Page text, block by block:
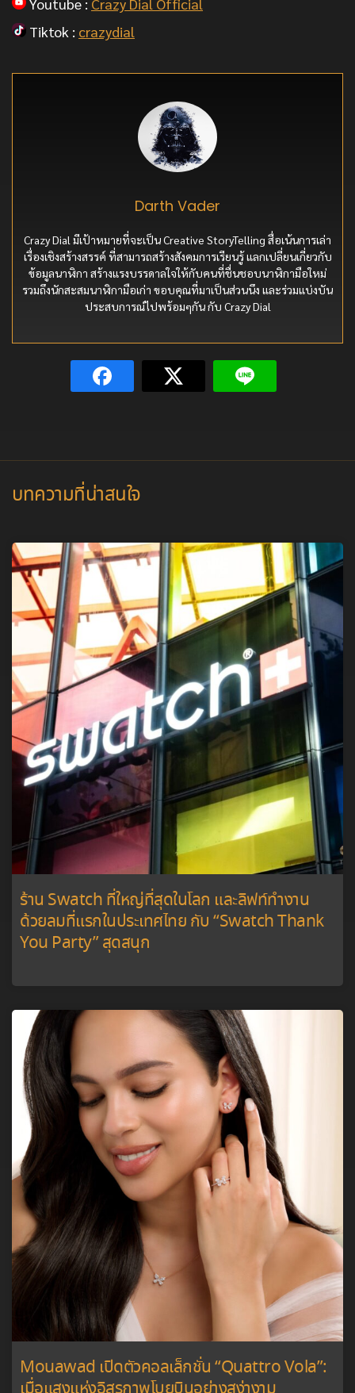
Youtube : Crazy Dial Official
Tiktok : crazydial
Darth Vader
Crazy Dial มีเป้าหมายที่จะเป็น Creative StoryTelling สื่อเน้นการเล่า
เรื่องเชิงสร้างสรรค์ ที่สามารถสร้างสังคมการเรียนรู้ แลกเปลี่ยนเกี่ยวกับ
ข้อมูลนาฬิกา สร้างแรงบรรดาลใจให้กับคนที่ชื่นชอบนาฬิกามือใหม่
รวมถึงนักสะสมนาฬิกามือเก่า ขอบคุณที่มาเป็นส่วนนึง และร่วมแบ่งบัน
ประสบการณ์ไปพร้อมๆกัน กับ Crazy Dial
บทความที่น่าสนใจ
ร้าน Swatch ที่ใหญ่ที่สุดในโลก และลิฟท์ทำงาน
ด้วยลมที่แรกในประเทศไทย กับ “Swatch Thank
You Party” สุดสนุก
Mouawad เปิดตัวคอลเล็กชั่น “Quattro Vola”: